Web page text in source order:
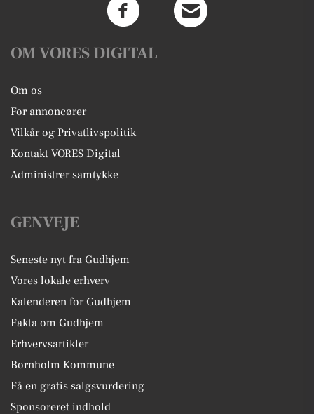
OM VORES DIGITAL
Om os
For annoncører
Vilkår og Privatlivspolitik
Kontakt VORES Digital
Administrer samtykke
GENVEJE
Seneste nyt fra Gudhjem
Vores lokale erhverv
Kalenderen for Gudhjem
Fakta om Gudhjem
Erhvervsartikler
Bornholm Kommune
Få en gratis salgsvurdering
Sponsoreret indhold